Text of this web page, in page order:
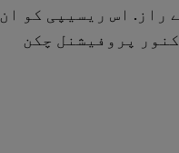
راز. اس ریسیپی کو ان
پروفیشنل چکن